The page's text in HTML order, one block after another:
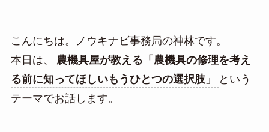
こんにちは。ノウキナビ事務局の神林です。
本日は、
農機具屋が教える「農機具の修理を考え
る前に知ってほしいもうひとつの選択肢」
という
テーマでお話します。